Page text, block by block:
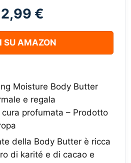
€
SU AMAZON
Moisture Body Butter
e regala
profumata – Prodotto
della Body Butter è ricca
di karité e di cacao e